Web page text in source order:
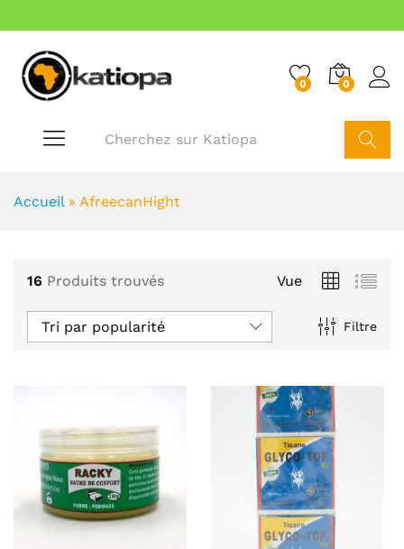
0 0
Accueil» AfreecanHight
16 Produits trouvés Vue
Filtre
Tri par popularité